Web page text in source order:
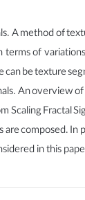
A method of
of
be texture
An overview
Fractal
composed.
in this